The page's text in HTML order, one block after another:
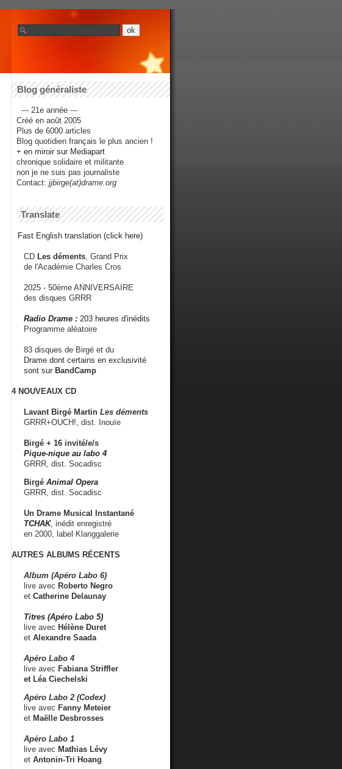
Blog généraliste
--- 21e année ---
Créé en août 2005
Plus de 6000 articles
Blog quotidien français le plus ancien !
+ en miroir sur Mediapart
chronique solidaire et militante
non je ne suis pas journaliste
Contact: jjbirge(at)drame.org
Translate
Fast English translation (click here)
CD Les déments , Grand Prix
de l'Académie Charles Cros
2025 - 50ème ANNIVERSAIRE
des disques GRRR
Radio Drame : 203 heures d'inédits
Programme aléatoire
83 disques de Birgé et du
Drame dont certains en exclusivité
sont sur BandCamp
4 NOUVEAUX CD
Lavant Birgé Martin Les déments
GRRR+OUCH!, dist. Inouïe
Birgé + 16 invité/e/s
Pique-nique au labo 4
GRRR, dist. Socadisc
Birgé Animal Opera
GRRR, dist. Socadisc
Un Drame Musical Instantané
TCHAK, inédit enregistré
en 2000, label Klanggalerie
AUTRES ALBUMS RÉCENTS
Album (Apéro Labo 6)
live avec Roberto Negro
et Catherine Delaunay
Titres (Apéro Labo 5)
live avec Hélène Duret
et Alexandre Saada
Apéro Labo 4
live avec Fabiana Striffler
et Léa Ciechelski
Apéro Labo 2 (Codex)
live avec Fanny Meteier
et Maëlle Desbrosses
Apéro Labo 1
live avec Mathias Lévy
et Antonin-Tri Hoang